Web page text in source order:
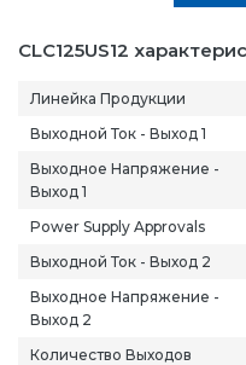
CLC125US12
Линейка Продукции
Выходной Ток - Выход 1
Выходное Напряжение -
Выход 1
Power Supply Approvals
Выходной Ток - Выход 2
Выходное Напряжение -
Выход 2
Количество Выходов